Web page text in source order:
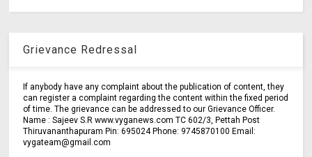
Grievance Redressal
If anybody have any complaint about the publication of content, they
can register a complaint regarding the content within the fixed period
of time. The grievance can be addressed to our Grievance Officer.
Name : Sajeev S.R www.vyganews.com TC 602/3, Pettah Post
Thiruvananthapuram Pin: 695024 Phone: 9745870100 Email:
vygateam@gmail.com